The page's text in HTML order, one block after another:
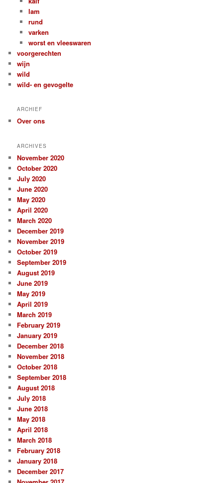
lam
rund
varken
worst en vleeswaren
voorgerechten
wijn
wild
wild- en gevogelte
ARCHIEF
Over ons
ARCHIVES
November 2020
October 2020
July 2020
June 2020
May 2020
April 2020
March 2020
December 2019
November 2019
October 2019
September 2019
August 2019
June 2019
May 2019
April 2019
March 2019
February 2019
January 2019
December 2018
November 2018
October 2018
September 2018
August 2018
July 2018
June 2018
May 2018
April 2018
March 2018
February 2018
January 2018
December 2017